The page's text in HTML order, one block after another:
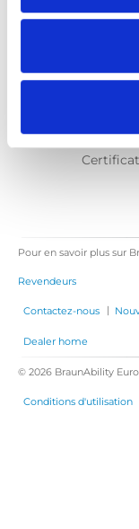
À
Pour en savoir plus sur
Revendeurs
Contactez-nous |
Dealer home
© 2026 BraunAbility
Conditions d'utilisation